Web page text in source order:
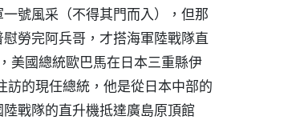
號風采（不得其門而入），但那
勞完阿兵哥，才搭海軍陸戰隊直
美國總統歐巴馬在日本三重縣伊
的現任總統，他是從日本中部的
戰隊的直升機抵達廣島原頂館